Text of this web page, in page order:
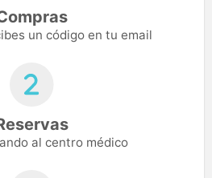
un código en tu email
al centro médico